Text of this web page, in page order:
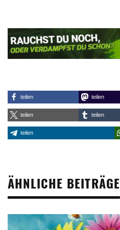
teilen teilen
teilen teilen
teilen
ÄHNLICHE BEITRÄGE